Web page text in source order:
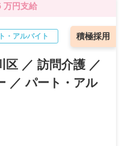
万円支給
積極採用
・アルバイト
区 ／ 訪問介護 ／
／ パート・アル